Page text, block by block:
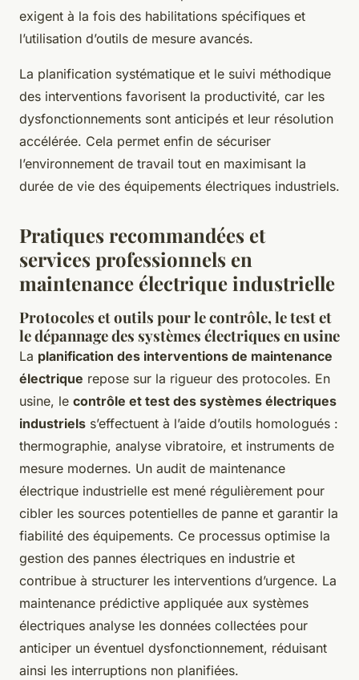
exigent à la fois des habilitations spécifiques et
l’utilisation d’outils de mesure avancés.
La planification systématique et le suivi méthodique
des interventions favorisent la productivité, car les
dysfonctionnements sont anticipés et leur résolution
accélérée. Cela permet enfin de sécuriser
l’environnement de travail tout en maximisant la
durée de vie des équipements électriques industriels.
Pratiques recommandées et
services professionnels en
maintenance électrique industrielle
Protocoles et outils pour le contrôle, le test et
le dépannage des systèmes électriques en usine
La planification des interventions de maintenance
électrique repose sur la rigueur des protocoles. En
usine, le contrôle et test des systèmes électriques
industriels s’effectuent à l’aide d’outils homologués :
thermographie, analyse vibratoire, et instruments de
mesure modernes. Un audit de maintenance
électrique industrielle est mené régulièrement pour
cibler les sources potentielles de panne et garantir la
fiabilité des équipements. Ce processus optimise la
gestion des pannes électriques en industrie et
contribue à structurer les interventions d’urgence. La
maintenance prédictive appliquée aux systèmes
électriques analyse les données collectées pour
anticiper un éventuel dysfonctionnement, réduisant
ainsi les interruptions non planifiées.